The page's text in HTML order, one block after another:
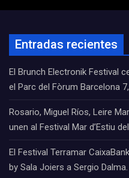
Entradas recientes
El Brunch Electronik Festival
el Parc del Fòrum Barcelona
Rosario, Miguel Ríos, Leire
unen al Festival Mar d’Estiu
El Festival Terramar
by Sala Joiers a Sergio Dalma.